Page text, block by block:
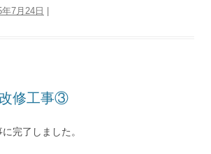
年7月24日
修工事③
完了しました。